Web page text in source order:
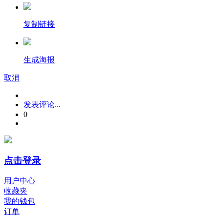
复制链接
生成海报
取消
发表评论...
0
点击登录
用户中心
收藏夹
我的钱包
订单